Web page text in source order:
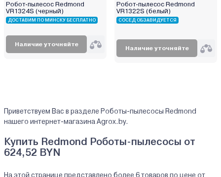
Робот-пылесос Redmond
VR1324S (черный)
ДОСТАВИМ ПО МИНСКУ БЕСПЛАТНО
Наличие уточняйте
Робот-пылесос Redmond
VR1322S (белый)
СОСЕД ОБЗАВИДУЕТСЯ
Наличие уточняйте
Приветствуем Вас в разделе Роботы-пылесосы Redmond
нашего интернет-магазина Agrox.by.
Купить Redmond Роботы-пылесосы от
624,52 BYN
На этой странице представлено более 6 товаров по цене от